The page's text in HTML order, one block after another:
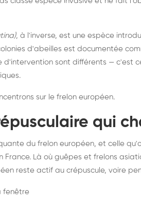
, à l'inverse, est une espèce
d'abeilles est documentée
sont différents — c'est
.
sur le frelon européen.
qui
du frelon européen, et celle
France. Là où guêpes et frelons
reste actif au crépuscule, voire
fenêtre